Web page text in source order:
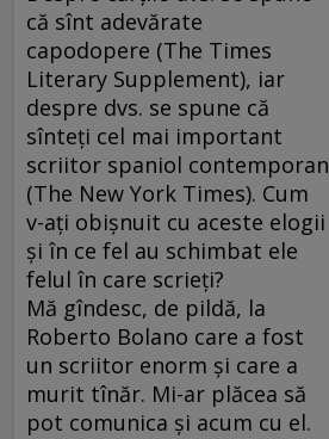
că sînt adevărate
capodopere (The Times
Literary Supplement), iar
despre dvs. se spune că
sînteţi cel mai important
scriitor spaniol contemporan
(The New York Times). Cum
v-aţi obişnuit cu aceste elogii
şi în ce fel au schimbat ele
felul în care scrieţi?
Mă gîndesc, de pildă, la
Roberto Bolano care a fost
un scriitor enorm şi care a
murit tînăr. Mi-ar plăcea să
pot comunica şi acum cu el.